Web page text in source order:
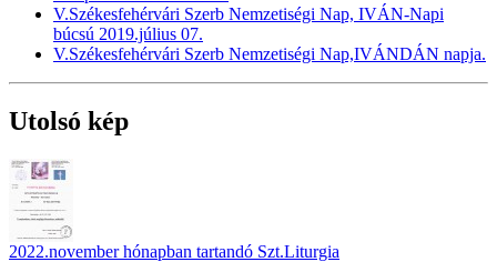
V.Székesfehérvári Szerb Nemzetiségi Nap, IVÁN-Napi
búcsú 2019.július 07.
V.Székesfehérvári Szerb Nemzetiségi Nap,IVÁNDÁN napja.
Utolsó kép
2022.november hónapban tartandó Szt.Liturgia